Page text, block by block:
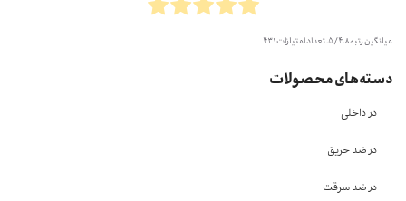
دسته‌های محصولات
در داخلی
در ضد حریق
در ضد سرقت
میانگین رتبه4.8/ 5. تعداد امتیازات 431